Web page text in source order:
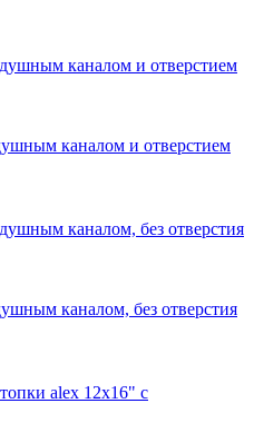
каналом и отверстием
каналом, без отверстия